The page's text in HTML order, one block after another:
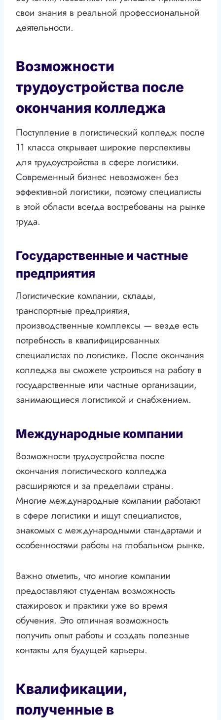
свои знания в реальной профессиональной
деятельности.
Возможности
трудоустройства после
окончания колледжа
Поступление в логистический колледж после
11 класса открывает широкие перспективы
для трудоустройства в сфере логистики.
Современный бизнес невозможен без
эффективной логистики, поэтому специалисты
в этой области всегда востребованы на рынке
труда.
Государственные и частные
предприятия
Логистические компании, склады,
транспортные предприятия,
производственные комплексы — везде есть
потребность в квалифицированных
специалистах по логистике. После окончания
колледжа вы сможете устроиться на работу в
государственные или частные организации,
занимающиеся логистикой и снабжением.
Международные компании
Возможности трудоустройства после
окончания логистического колледжа
расширяются и за пределами страны.
Многие международные компании работают
в сфере логистики и ищут специалистов,
знакомых с международными стандартами и
особенностями работы на глобальном рынке.
Важно отметить, что многие компании
предоставляют студентам возможность
стажировок и практики уже во время
обучения. Это отличная возможность
получить опыт работы и создать полезные
контакты для будущей карьеры.
Квалификации,
полученные в